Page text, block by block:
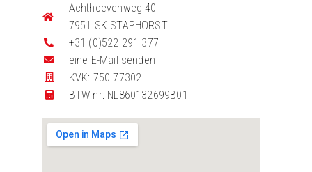
Achthoevenweg 40
7951 SK STAPHORST
+31 (0)522 291 377
eine E-Mail senden
KVK: 750.77302
BTW nr: NL860132699B01